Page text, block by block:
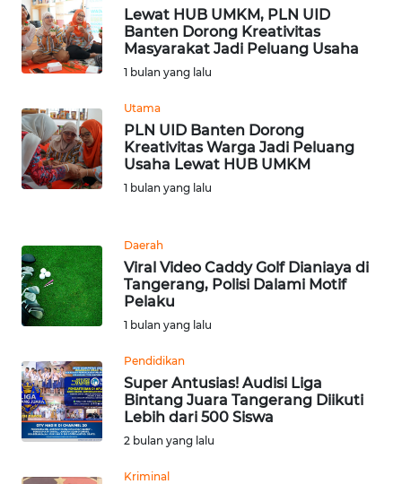
Lewat HUB UMKM, PLN UID
Banten Dorong Kreativitas
Masyarakat Jadi Peluang Usaha
1 bulan yang lalu
Utama
PLN UID Banten Dorong
Kreativitas Warga Jadi Peluang
Usaha Lewat HUB UMKM
1 bulan yang lalu
Daerah
Viral Video Caddy Golf Dianiaya di
Tangerang, Polisi Dalami Motif
Pelaku
1 bulan yang lalu
Pendidikan
Super Antusias! Audisi Liga
Bintang Juara Tangerang Diikuti
Lebih dari 500 Siswa
2 bulan yang lalu
Kriminal
PENDIDIKAN
OLAHRAGA
OPINI
EDITORIAL
INDEKS
BERITA
KONTAK
INFO
IKLAN